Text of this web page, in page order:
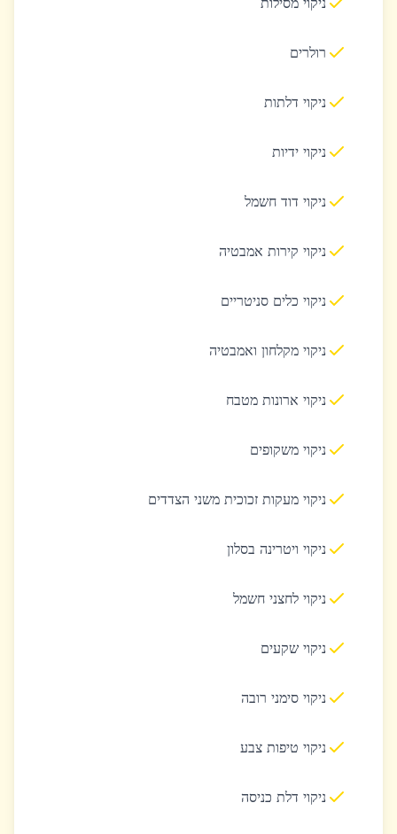
רולרים
ניקוי דלתות
ניקוי ידיות
ניקוי דוד חשמל
ניקוי קירות אמבטיה
ניקוי כלים סניטריים
ניקוי מקלחון ואמבטיה
ניקוי ארונות מטבח
ניקוי משקופים
ניקוי מעקות זכוכית משני הצדדים
ניקוי ויטרינה בסלון
ניקוי לחצני חשמל
ניקוי שקעים
ניקוי סימני רובה
ניקוי טיפות צבע
ניקוי דלת כניסה